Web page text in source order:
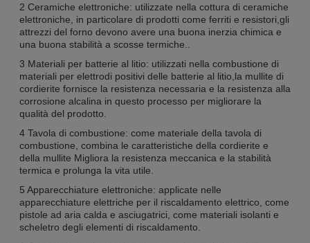
2 Ceramiche elettroniche: utilizzate nella cottura di ceramiche
elettroniche, in particolare di prodotti come ferriti e resistori,gli
attrezzi del forno devono avere una buona inerzia chimica e
una buona stabilità a scosse termiche..
3 Materiali per batterie al litio: utilizzati nella combustione di
materiali per elettrodi positivi delle batterie al litio,la mullite di
cordierite fornisce la resistenza necessaria e la resistenza alla
corrosione alcalina in questo processo per migliorare la
qualità del prodotto.
4 Tavola di combustione: come materiale della tavola di
combustione, combina le caratteristiche della cordierite e
della mullite Migliora la resistenza meccanica e la stabilità
termica e prolunga la vita utile.
5 Apparecchiature elettroniche: applicate nelle
apparecchiature elettriche per il riscaldamento elettrico, come
pistole ad aria calda e asciugatrici, come materiali isolanti e
scheletro degli elementi di riscaldamento.